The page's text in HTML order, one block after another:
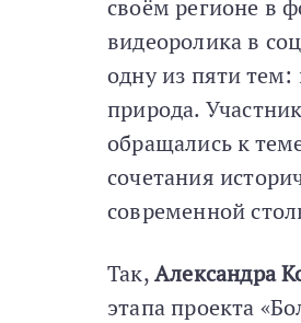
своём регионе в
видеоролика в
одну из пяти тем:
природа.
обращались к
сочетания
современной
Так,Александра
этапа проекта